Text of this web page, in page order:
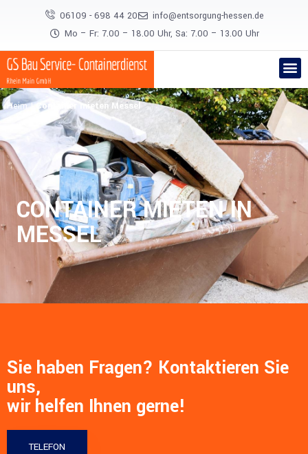
06109 - 698 44 20
info@entsorgung-hessen.de
Mo – Fr: 7.00 – 18.00 Uhr, Sa: 7.00 – 13.00 Uhr
Heim|Container mieten Messel
CONTAINER MIETEN IN
MESSEL
Sie haben Fragen? Kontaktieren Sie
uns,
wir helfen Ihnen gerne!
TELEFON